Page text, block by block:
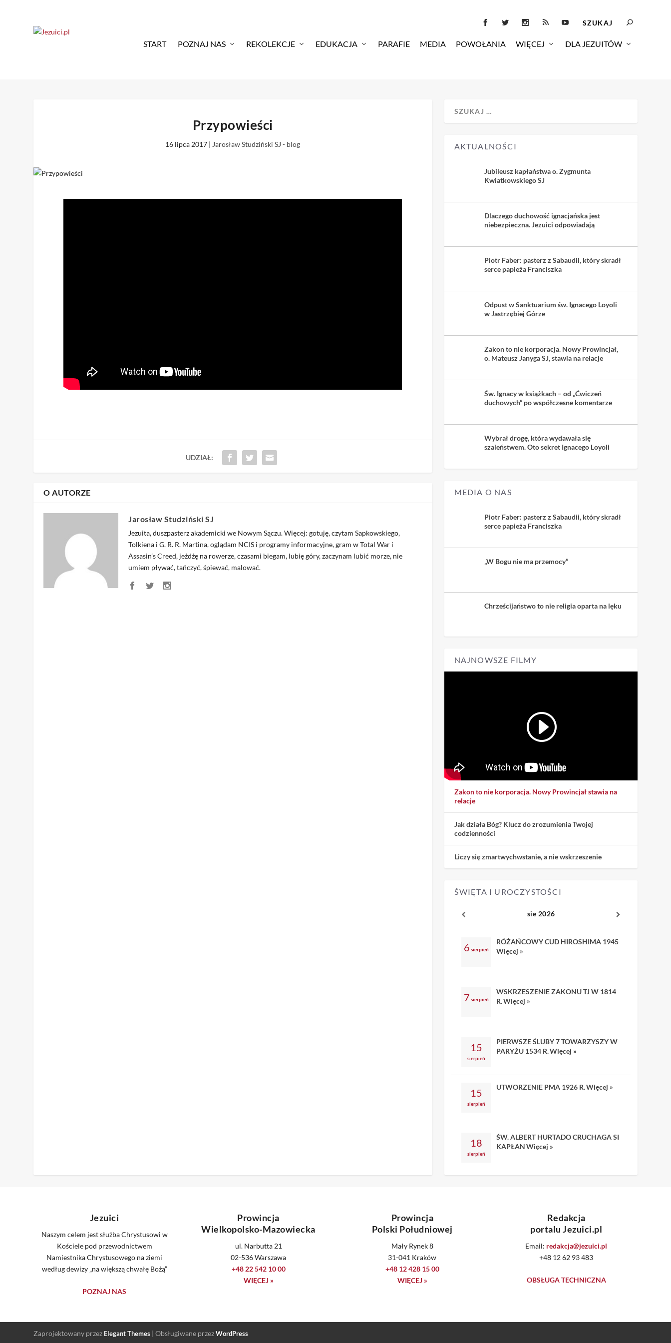
START POZNAJ NAS REKOLEKCJE EDUKACJA PARAFIE MEDIA POWOŁANIA WIĘCEJ DLA JEZUITÓW
Przypowieści
16 lipca 2017 | Jarosław Studziński SJ - blog
UDZIAŁ:
O AUTORZE
Jarosław Studziński SJ
Jezuita, duszpasterz akademicki we Nowym Sączu. Więcej: gotuję, czytam Sapkowskiego,
Tolkiena i G. R. R. Martina, oglądam NCIS i programy informacyjne, gram w Total War i
Assasin’s Creed, jeżdżę na rowerze, czasami biegam, lubię góry, zaczynam lubić morze, nie
umiem pływać, tańczyć, śpiewać, malować.
AKTUALNOŚCI
Jubileusz kapłaństwa o. Zygmunta
Kwiatkowskiego SJ
Dlaczego duchowość ignacjańska jest
niebezpieczna. Jezuici odpowiadają
Piotr Faber: pasterz z Sabaudii, który skradł
serce papieża Franciszka
Odpust w Sanktuarium św. Ignacego Loyoli
w Jastrzębiej Górze
Zakon to nie korporacja. Nowy Prowincjał,
o. Mateusz Janyga SJ, stawia na relacje
Św. Ignacy w książkach – od „Ćwiczeń
duchowych” po współczesne komentarze
Wybrał drogę, która wydawała się
szaleństwem. Oto sekret Ignacego Loyoli
MEDIA O NAS
Piotr Faber: pasterz z Sabaudii, który skradł
serce papieża Franciszka
„W Bogu nie ma przemocy”
Chrześcijaństwo to nie religia oparta na lęku
NAJNOWSZE FILMY
Zakon to nie korporacja. Nowy Prowincjał stawia na
relacje
Jak działa Bóg? Klucz do zrozumienia Twojej
codzienności
Liczy się zmartwychwstanie, a nie wskrzeszenie
ŚWIĘTA I UROCZYSTOŚCI
sie 2026
6 sierpień
RÓŻAŃCOWY CUD HIROSHIMA 1945
Więcej »
7 sierpień
WSKRZESZENIE ZAKONU TJ W 1814
R.Więcej »
15
sierpień
PIERWSZE ŚLUBY 7 TOWARZYSZY W
PARYŻU 1534 R.Więcej »
15
sierpień
UTWORZENIE PMA 1926 R.Więcej »
18
sierpień
ŚW. ALBERT HURTADO CRUCHAGA SI
KAPŁANWięcej »
Jezuici
Naszym celem jest służba Chrystusowi w
Kościele pod przewodnictwem
Namiestnika Chrystusowego na ziemi
według dewizy „na większą chwałę Bożą”
POZNAJ NAS
Prowincja
Wielkopolsko-Mazowiecka
ul. Narbutta 21
02-536 Warszawa
+48 22 542 10 00
WIĘCEJ »
Prowincja
Polski Południowej
Mały Rynek 8
31-041 Kraków
+48 12 428 15 00
WIĘCEJ »
Redakcja
portalu Jezuici.pl
Email: redakcja@jezuici.pl
+48 12 62 93 483
OBSŁUGA TECHNICZNA
Zaprojektowany przez Elegant Themes | Obsługiwane przezWordPress